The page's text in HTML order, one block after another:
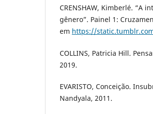
CRENSHAW, Kimberlé. “A
gênero”. Painel 1:
em https://
COLLINS, Patricia Hill.
2019.
EVARISTO, Conceição.
Nandyala, 2011.